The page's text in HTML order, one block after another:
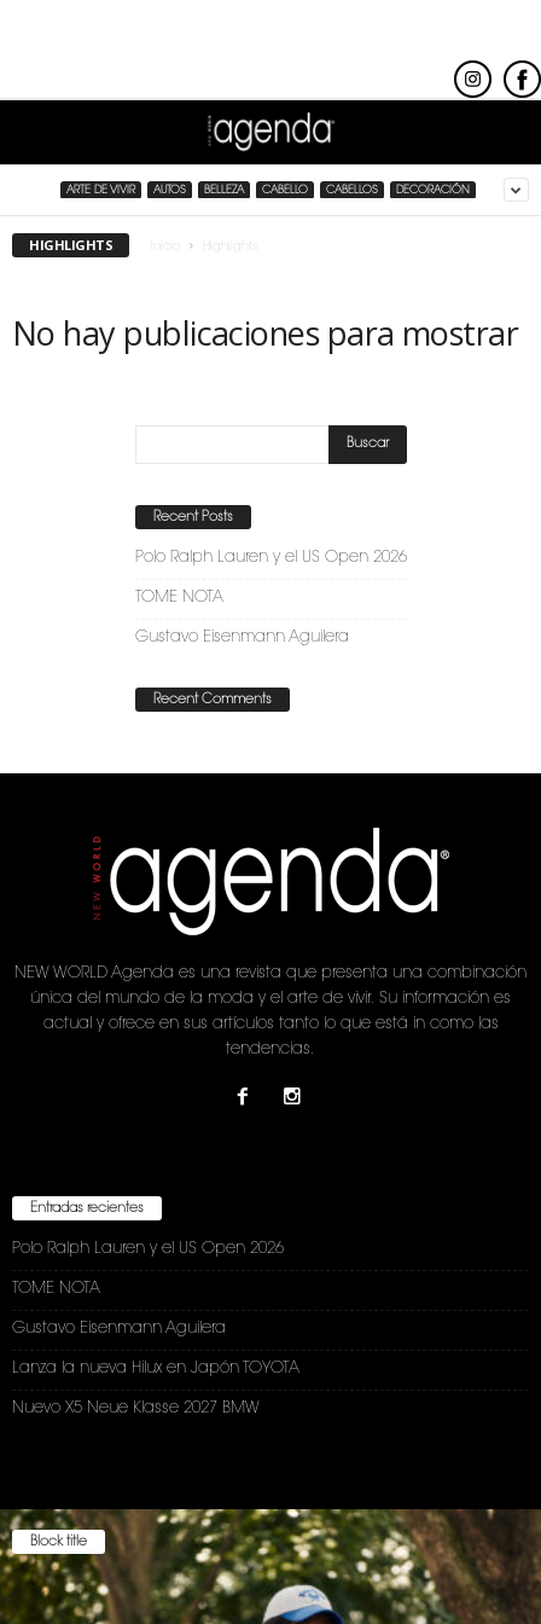
ARTE DE VIVIR AUTOS BELLEZA CABELLO CABELLOS DECORACIÓN
HIGHLIGHTS Highlights
No hay publicaciones para mostrar
Recent Posts
Polo Ralph Lauren y el US Open 2026
TOME NOTA
Gustavo Eisenmann Aguilera
Recent Comments
NEW WORLD Agenda es una revista que presenta una combinación
única del mundo de la moda y el arte de vivir. Su información es
actual y ofrece en sus artículos tanto lo que está in como las
tendencias.
Entradas recientes
Polo Ralph Lauren y el US Open 2026
TOME NOTA
Gustavo Eisenmann Aguilera
Lanza la nueva Hilux en Japón TOYOTA
Nuevo X5 Neue Klasse 2027 BMW
Block title